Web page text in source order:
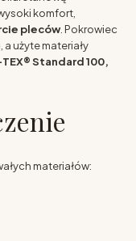
komfort,
pleców. Pokrowiec
użyte materiały
Standard 100,
materiałów: